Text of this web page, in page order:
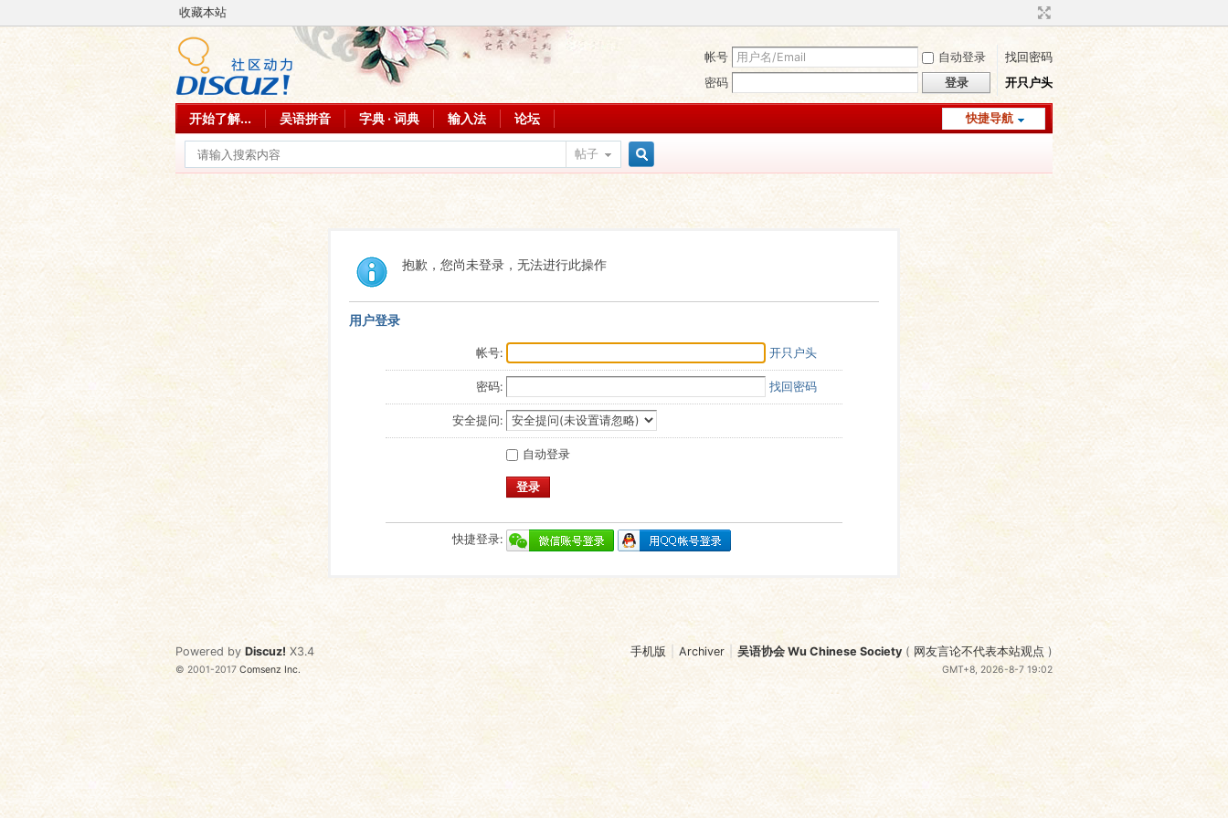
收藏本站
帐号 自动登录
找回密码
密码
登录 开只户头
快捷导航
开始了解... 吴语拼音 字典 · 词典 输入法 论坛
帖子
抱歉，您尚未登录，无法进行此操作
用户登录
帐号: 开只户头
密码: 找回密码
安全提问:
自动登录
登录
快捷登录:
手机版 Archiver 吴语协会 Wu Chinese Society ( 网友言论不代表本站观点 )
GMT+8, 2026-8-7 19:02
Powered by Discuz! X3.4
© 2001-2017Comsenz Inc.